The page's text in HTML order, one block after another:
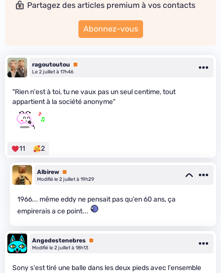
Partagez des articles premium à vos contacts
Abonnez-vous
ragoutoutou
Premium
Le 2 juillet à 17h46
"Rien n'est à toi, tu ne vaux pas un seul centime, tout
appartient à la société anonyme"
11 2
Albirew Premium
Modifié le 2 juillet à 19h29
1966... même eddy ne pensait pas qu'en 60 ans, ça
empirerais a ce point...
Angedestenebres Premium
Modifié le 2 juillet à 18h13
Sony s'est tiré une balle dans les deux pieds avec l'ensemble